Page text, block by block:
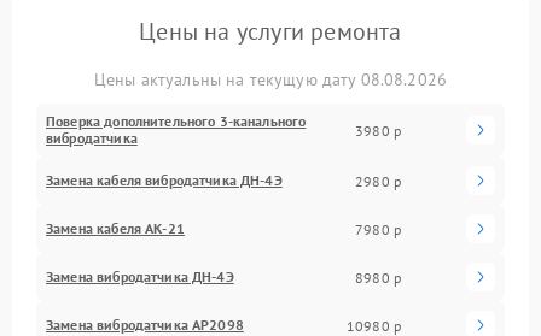
Цены на услуги ремонта
Цены актуальны на текущую дату 08.08.2026
Поверка дополнительного 3-канального
вибродатчика
3980 р
Замена кабеля вибродатчика ДН-4Э 2980 р
Замена кабеля АК-21 7980 р
Замена вибродатчика ДН-4Э 8980 р
Замена вибродатчика АР2098 10980 р